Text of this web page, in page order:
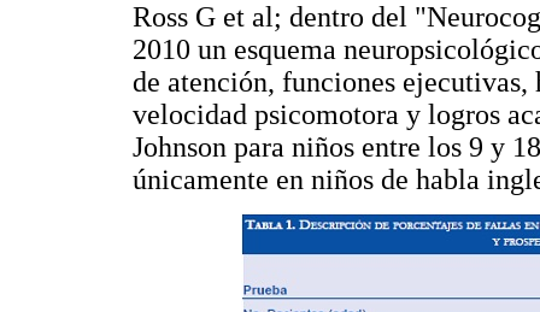
Ross G et al; dentro del
2010 un esquema
de atención, funciones
velocidad psicomotora y logros
Johnson para niños entre los 9 y
únicamente en niños de habla